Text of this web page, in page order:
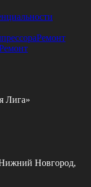
Ремонт
Лига»
Нижний Новгород,